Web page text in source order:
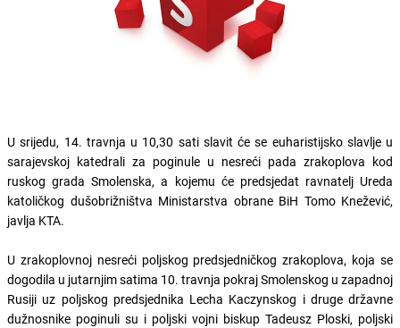
U srijedu, 14. travnja u 10,30 sati slavit će se euharistijsko slavlje u
sarajevskoj katedrali za poginule u nesreći pada zrakoplova kod
ruskog grada Smolenska, a kojemu će predsjedat ravnatelj Ureda
katoličkog dušobrižništva Ministarstva obrane BiH Tomo Knežević,
javlja KTA.
U zrakoplovnoj nesreći poljskog predsjedničkog zrakoplova, koja se
dogodila u jutarnjim satima 10. travnja pokraj Smolenskog u zapadnoj
Rusiji uz poljskog predsjednika Lecha Kaczynskog i druge državne
dužnosnike poginuli su i poljski vojni biskup Tadeusz Ploski, poljski